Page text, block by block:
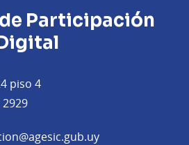
Participación
piso 4
2929
(Abrir en una